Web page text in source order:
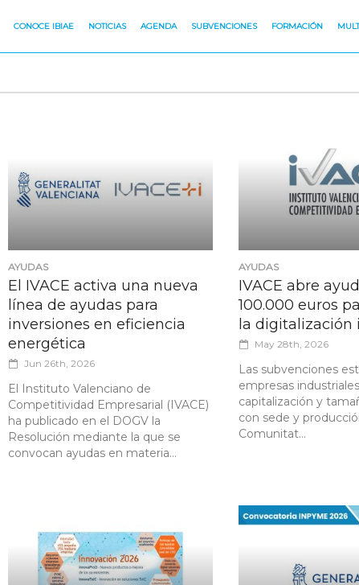
CONOCE IBIAE NOTICIAS AGENDA SUBVENCIONES FORMACIÓN
AYUDAS
El IVACE activa una nueva
línea de ayudas para
inversiones en eficiencia
energética
Jun 26th, 2026
El Instituto Valenciano de
Competitividad Empresarial (IVACE)
ha publicado en el DOGV la
Resolución mediante la que se
convocan ayudas en materia...
AYUDAS
IVACE abre
100.000 euros
la digitalización
May 28th, 2026
Las subvenciones
empresas
capitalización y
con sede y
Comunitat...